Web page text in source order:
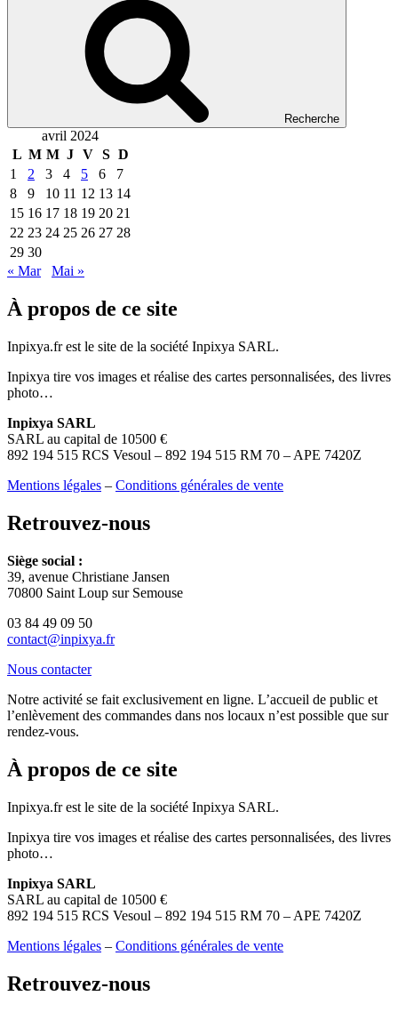
Recherche
avril 2024
L M M J V S D
1
2 3 4 5 6
7
8
9 10 11 12 13 14
15 16 17 18 19 20 21
22 23 24 25 26 27 28
29 30
« Mar
Mai »
À propos de ce site
Inpixya.fr est le site de la société Inpixya SARL.
Inpixya tire vos images et réalise des cartes personnalisées, des livres
photo…
Inpixya SARL
SARL au capital de 10500 €
892 194 515 RCS Vesoul – 892 194 515 RM 70 – APE 7420Z
Mentions légales – Conditions générales de vente
Retrouvez-nous
Siège social :
39, avenue Christiane Jansen
70800 Saint Loup sur Semouse
03 84 49 09 50
contact@inpixya.fr
Nous contacter
Notre activité se fait exclusivement en ligne. L’accueil de public et
l’enlèvement des commandes dans nos locaux n’est possible que sur
rendez-vous.
À propos de ce site
Inpixya.fr est le site de la société Inpixya SARL.
Inpixya tire vos images et réalise des cartes personnalisées, des livres
photo…
Inpixya SARL
SARL au capital de 10500 €
892 194 515 RCS Vesoul – 892 194 515 RM 70 – APE 7420Z
Mentions légales – Conditions générales de vente
Retrouvez-nous